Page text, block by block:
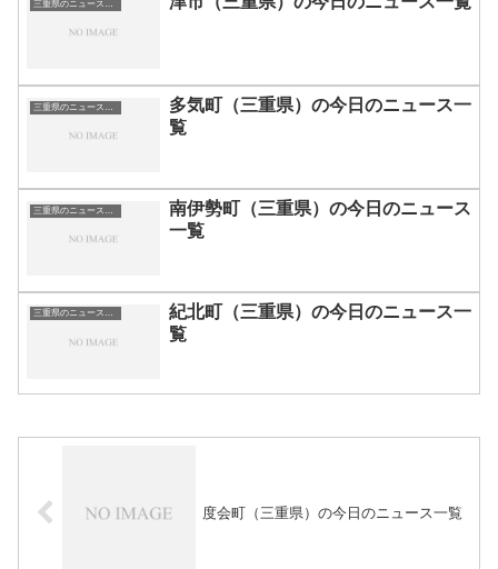
多気町（三重県）の今日のニュース一
覧
南伊勢町（三重県）の今日のニュース
一覧
三重県のニュース一覧
紀北町（三重県）の今日のニュース一
覧
度会町（三重県）の今日のニュース一覧